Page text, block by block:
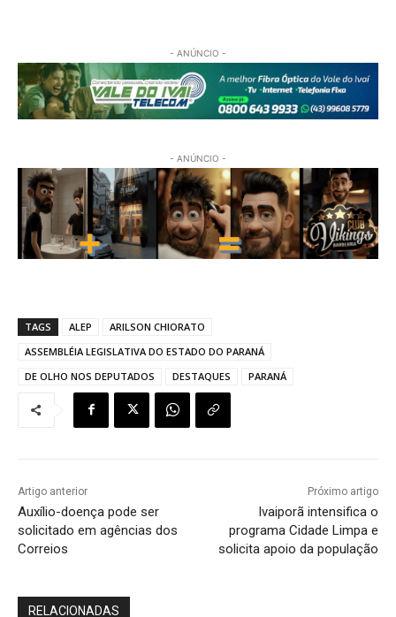
- ANÚNCIO -
- ANÚNCIO -
TAGS ALEP
ARILSON CHIORATO
ASSEMBLÉIA LEGISLATIVA DO ESTADO DO PARANÁ
DE OLHO NOS DEPUTADOS
DESTAQUES PARANÁ
Artigo anterior
Auxílio-doença pode ser
solicitado em agências dos
Correios
Próximo artigo
Ivaiporã intensifica o
programa Cidade Limpa e
solicita apoio da população
RELACIONADAS